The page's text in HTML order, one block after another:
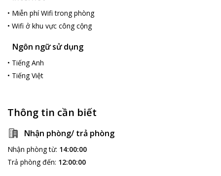
• Miễn phí Wifi trong phòng
• Wifi ở khu vực công cộng
Ngôn ngữ sử dụng
• Tiếng Anh
• Tiếng Việt
Thông tin cần biết
Nhận phòng/ trả phòng
Nhận phòng từ: 14:00:00
Trả phòng đến: 12:00:00